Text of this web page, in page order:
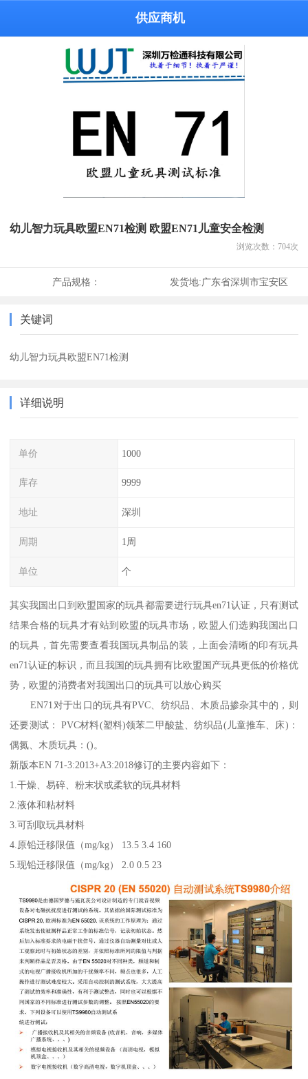
供应商机
幼儿智力玩具欧盟EN71检测 欧盟EN71儿童安全检测
浏览次数： 704次
产品规格： 发货地:广东省深圳市宝安区
关键词
幼儿智力玩具欧盟EN71检测
详细说明
单价 1000
库存 9999
地址 深圳
周期 1周
单位 个
其实我国出口到欧盟国家的玩具都需要进行玩具en71认证，只有测试
结果合格的玩具才有站到欧盟的玩具市场，欧盟人们选购我国出口
的玩具，首先需要查看我国玩具制品的装，上面会清晰的印有玩具
en71认证的标识，而且我国的玩具拥有比欧盟国产玩具更低的价格优
势，欧盟的消费者对我国出口的玩具可以放心购买
EN71对于出口的玩具有PVC、纺织品、木质品掺杂其中的，则
还要测试： PVC材料(塑料)领苯二甲酸盐、纺织品(儿童推车、床)：
偶氮、木质玩具：()。
新版本EN 71-3:2013+A3:2018修订的主要内容如下：
1.干燥、易碎、粉末状或柔软的玩具材料
2.液体和粘材料
3.可刮取玩具材料
4.原铅迁移限值（mg/kg） 13.5 3.4 160
5.现铅迁移限值（mg/kg） 2.0 0.5 23